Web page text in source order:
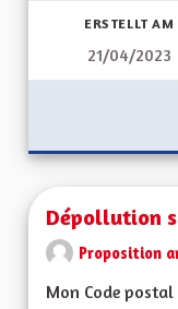
ERSTELLT AM
21/04/2023
Dépollution
Proposition
Mon Code